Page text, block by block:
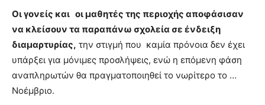
Οι γονείς και οι μαθητές της περιοχής αποφάσισαν
να κλείσουν τα παραπάνω σχολεία σε ένδειξη
διαμαρτυρίας, την στιγμή που καμία πρόνοια δεν έχει
υπάρξει για μόνιμες προσλήψεις, ενώ η επόμενη φάση
αναπληρωτών θα πραγματοποιηθεί το νωρίτερο το …
Νοέμβριο.